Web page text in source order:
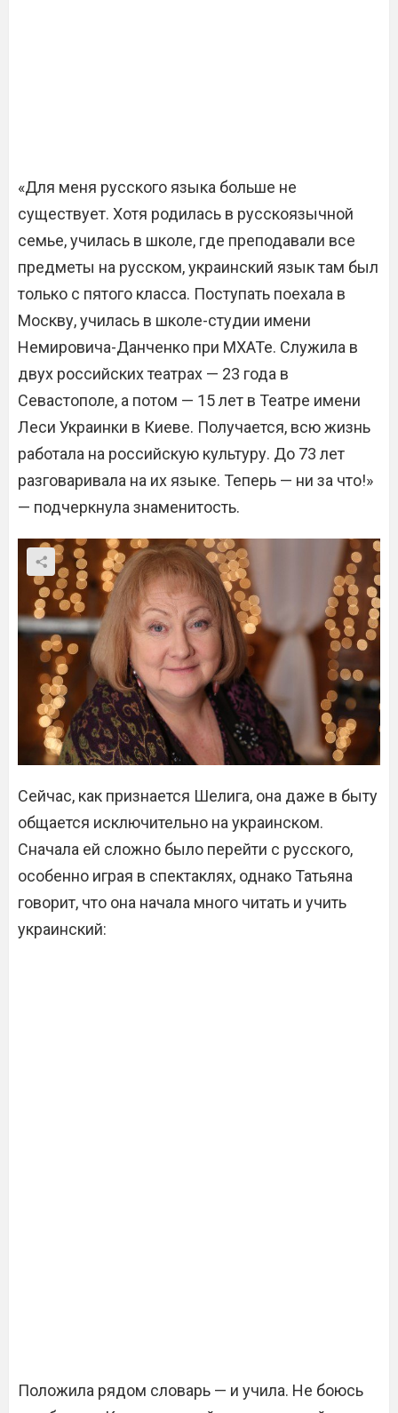
«Для меня русского языка больше не
существует. Хотя родилась в русскоязычной
семье, училась в школе, где преподавали все
предметы на русском, украинский язык там был
только с пятого класса. Поступать поехала в
Москву, училась в школе-студии имени
Немировича-Данченко при МХАТе. Служила в
двух российских театрах — 23 года в
Севастополе, а потом — 15 лет в Театре имени
Леси Украинки в Киеве. Получается, всю жизнь
работала на российскую культуру. До 73 лет
разговаривала на их языке. Теперь — ни за что!»
— подчеркнула знаменитость.
Сейчас, как признается Шелига, она даже в быту
общается исключительно на украинском.
Сначала ей сложно было перейти с русского,
особенно играя в спектаклях, однако Татьяна
говорит, что она начала много читать и учить
украинский:
Положила рядом словарь — и учила. Не боюсь